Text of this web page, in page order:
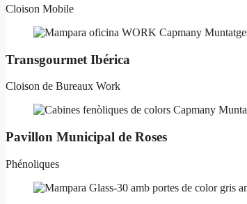
Cloison Mobile
Transgourmet Ibérica
Cloison de Bureaux Work
Pavillon Municipal de Roses
Phénoliques